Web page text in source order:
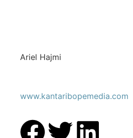
Ariel Hajmi
www.kantaribopemedia.com